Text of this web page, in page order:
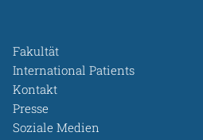
Fakultät
International Patients
Kontakt
Presse
Soziale Medien